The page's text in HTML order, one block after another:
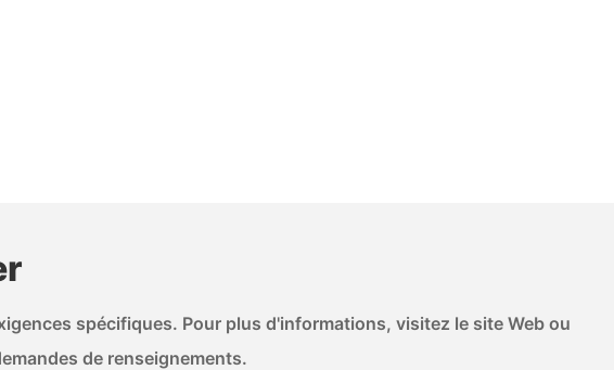
spécifiques. Pour plus d'informations, visitez le site Web ou
de renseignements.